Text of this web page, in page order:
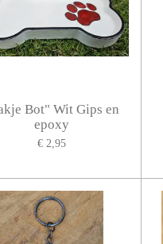
Bot" Wit Gips en
epoxy
€ 2,95